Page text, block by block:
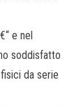
e nel
soddisfatto
da serie